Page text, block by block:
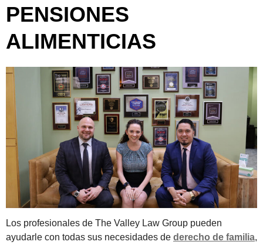
PENSIONES
ALIMENTICIAS
Los profesionales de The Valley Law Group pueden
ayudarle con todas sus necesidades de derecho de familia,